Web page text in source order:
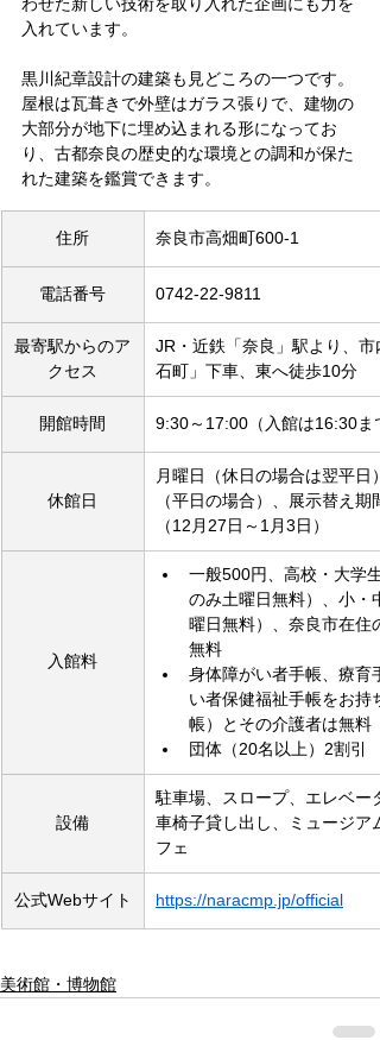
入れています。
黒川紀章設計の建築も見どころの一つです。
屋根は瓦葺きで外壁はガラス張りで、建物の
大部分が地下に埋め込まれる形になってお
り、古都奈良の歴史的な環境との調和が保た
れた建築を鑑賞できます。
住所 奈良市高畑町600-1
電話番号 0742-22-9811
最寄駅からのア
クセス
JR・近鉄「奈良」駅より、市
石町」下車、東へ徒歩10分
開館時間 9:30～17:00（入館は16:30ま
休館日
月曜日（休日の場合は翌平日
（平日の場合）、展示替え期
（12月27日～1月3日）
入館料
一般500円、高校・大学
のみ土曜日無料）、小・
曜日無料）、奈良市在住
無料
身体障がい者手帳、療育
い者保健福祉手帳をお持
帳）とその介護者は無料
団体（20名以上）2割引
設備
駐車場、スロープ、エレベー
車椅子貸し出し、ミュージア
フェ
公式Webサイト https://naracmp.jp/official
美術館・博物館